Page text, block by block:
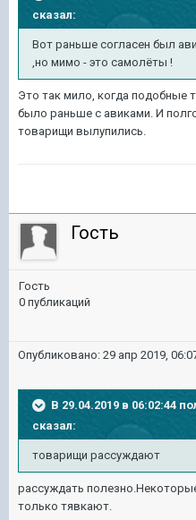
сказал:
Вот раньше согласен был
,но мимо - это самолёты !
Это так мило, когда подобные
было раньше с авиками. И
товарищи вылупились.
Гость
Гость
0 публикаций
Опубликовано: 29 апр 2019,
В 29.04.2019 в 06:02:44
сказал:
товарищи рассуждают
рассуждать
только тявкают.